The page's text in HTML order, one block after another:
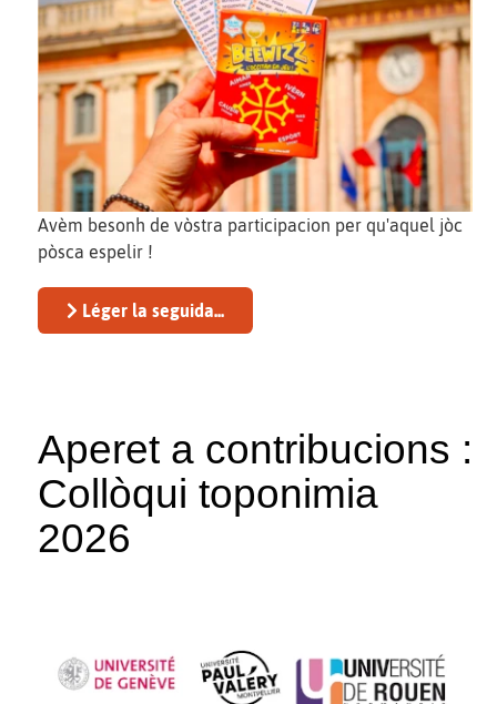
Avèm besonh de vòstra participacion per qu'aquel jòc
pòsca espelir !
Léger la seguida...
Aperet a contribucions :
Collòqui toponimia
2026